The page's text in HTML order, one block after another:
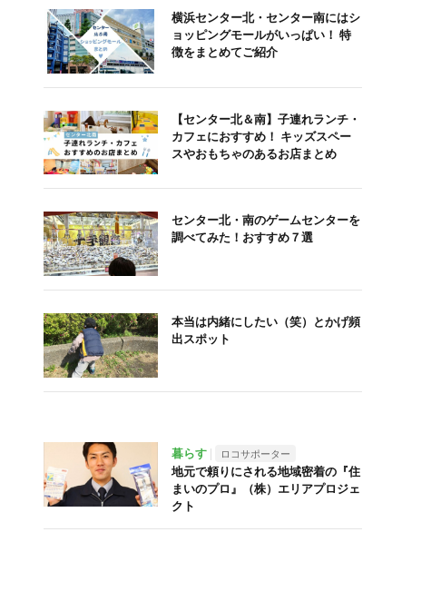
横浜センター北・センター南にはシ
ョッピングモールがいっぱい！ 特
徴をまとめてご紹介
【センター北＆南】子連れランチ・
カフェにおすすめ！ キッズスペー
スやおもちゃのあるお店まとめ
センター北・南のゲームセンターを
調べてみた！おすすめ７選
本当は内緒にしたい（笑）とかげ頻
出スポット
暮らす ロコサポーター
地元で頼りにされる地域密着の『住
まいのプロ』（株）エリアプロジェ
クト